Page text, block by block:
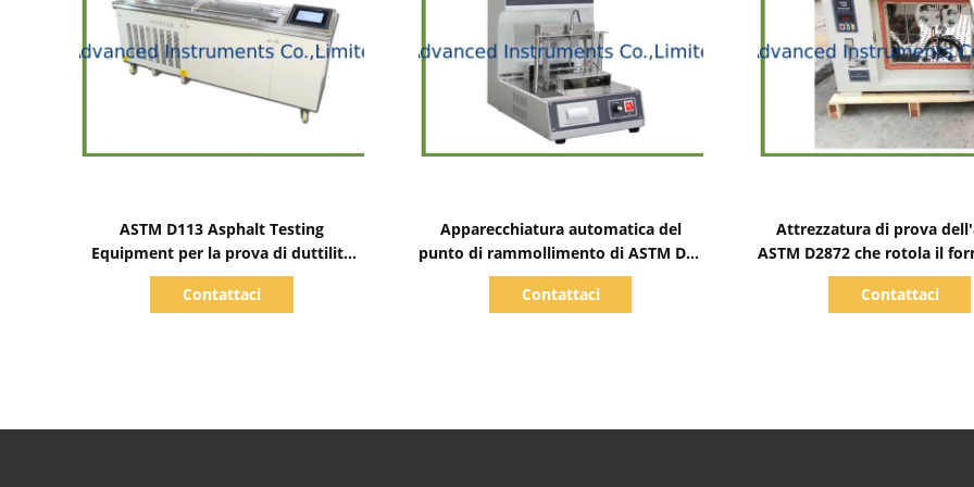
ASTM D113 Asphalt Testing
Equipment per la prova di duttilità
con Ductilometer
Contattaci
Apparecchiatura automatica del
punto di rammollimento di ASTM D36
con Ring And Ball Apparatus
Contattaci
Attrezzatura di prova
ASTM D2872 che rotola il
del film sottile
Contattaci